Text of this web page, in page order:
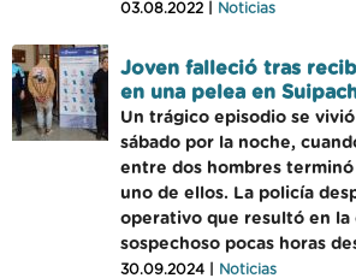
03.08.2022 | Noticias
Joven falleció tras
en una pelea en
Un trágico episodio se
sábado por la noche,
entre dos hombres
uno de ellos. La policía
operativo que resultó en la
sospechoso pocas horas
30.09.2024 | Noticias